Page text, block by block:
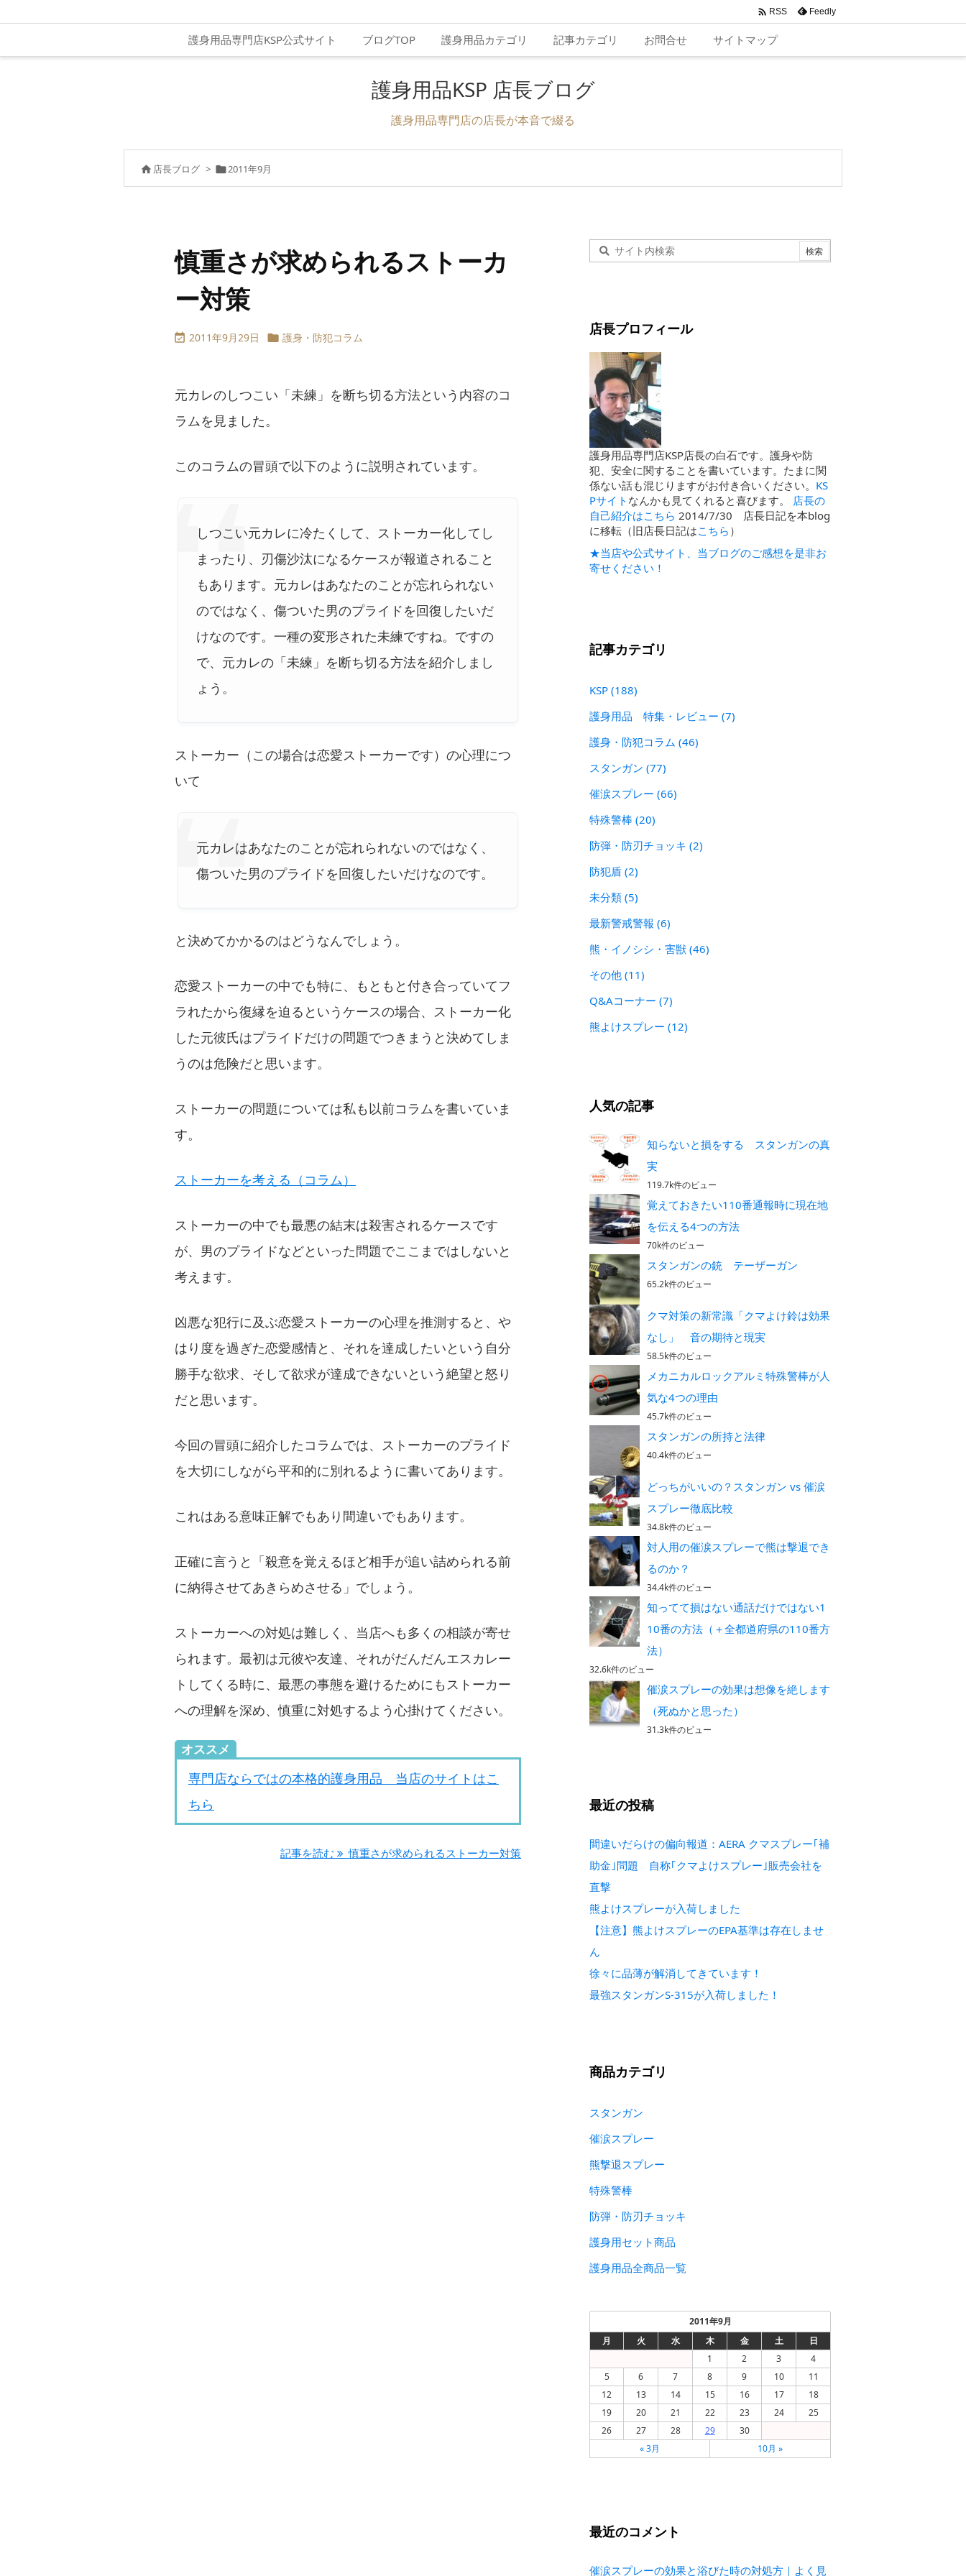
護身用品専門店KSP公式サイト ブログTOP 護身用品カテゴリ 記事カテゴリ お問合せ サイトマップ
 RSS Feedly
護身用品KSP 店長ブログ
護身用品専門店の店長が本音で綴る
 店長ブログ > 2011年9月
慎重さが求められるストーカ
ー対策
 2011年9月29日  護身・防犯コラム
元カレのしつこい「未練」を断ち切る方法という内容のコ
ラムを見ました。
このコラムの冒頭で以下のように説明されています。
しつこい元カレに冷たくして、ストーカー化してし
まったり、刃傷沙汰になるケースが報道されること
もあります。元カレはあなたのことが忘れられない
のではなく、傷ついた男のプライドを回復したいだ
けなのです。一種の変形された未練ですね。ですの
で、元カレの「未練」を断ち切る方法を紹介しまし
ょう。
ストーカー（この場合は恋愛ストーカーです）の心理につ
いて
元カレはあなたのことが忘れられないのではなく、
傷ついた男のプライドを回復したいだけなのです。
と決めてかかるのはどうなんでしょう。
恋愛ストーカーの中でも特に、もともと付き合っていてフ
ラれたから復縁を迫るというケースの場合、ストーカー化
した元彼氏はプライドだけの問題でつきまうと決めてしま
うのは危険だと思います。
ストーカーの問題については私も以前コラムを書いていま
す。
ストーカーを考える（コラム）
ストーカーの中でも最悪の結末は殺害されるケースです
が、男のプライドなどといった問題でここまではしないと
考えます。
凶悪な犯行に及ぶ恋愛ストーカーの心理を推測すると、や
はり度を過ぎた恋愛感情と、それを達成したいという自分
勝手な欲求、そして欲求が達成できないという絶望と怒り
だと思います。
今回の冒頭に紹介したコラムでは、ストーカーのプライド
を大切にしながら平和的に別れるように書いてあります。
これはある意味正解でもあり間違いでもあります。
正確に言うと「殺意を覚えるほど相手が追い詰められる前
に納得させてあきらめさせる」でしょう。
ストーカーへの対処は難しく、当店へも多くの相談が寄せ
られます。最初は元彼や友達、それがだんだんエスカレー
トしてくる時に、最悪の事態を避けるためにもストーカー
への理解を深め、慎重に対処するよう心掛けてください。
オススメ
専門店ならではの本格的護身用品 当店のサイトはこ
ちら
記事を読む 慎重さが求められるストーカー対策
店長プロフィール
護身用品専門店KSP店長の白石です。護身や防
犯、安全に関することを書いています。たまに関
係ない話も混じりますがお付き合いください。 KS
Pサイト なんかも見てくれると喜びます。 店長の
自己紹介はこちら 2014/7/30 店長日記を本blog
に移転（旧店長日記はこちら ）
★当店や公式サイト、当ブログのご感想を是非お
寄せください！
記事カテゴリ
KSP (188)
護身用品 特集・レビュー (7)
護身・防犯コラム (46)
スタンガン (77)
催涙スプレー (66)
特殊警棒 (20)
防弾・防刃チョッキ (2)
防犯盾 (2)
未分類 (5)
最新警戒警報 (6)
熊・イノシシ・害獣 (46)
その他 (11)
Q&Aコーナー (7)
熊よけスプレー (12)
人気の記事
知らないと損をする スタンガンの真
実
119.7k件のビュー
覚えておきたい110番通報時に現在地
を伝える4つの方法
70k件のビュー
スタンガンの銃 テーザーガン
65.2k件のビュー
クマ対策の新常識「クマよけ鈴は効果
なし」 音の期待と現実
58.5k件のビュー
メカニカルロックアルミ特殊警棒が人
気な4つの理由
45.7k件のビュー
スタンガンの所持と法律
40.4k件のビュー
どっちがいいの？スタンガン vs 催涙
スプレー徹底比較
34.8k件のビュー
対人用の催涙スプレーで熊は撃退でき
るのか？
34.4k件のビュー
知ってて損はない通話だけではない1
10番の方法（＋全都道府県の110番方
法）
32.6k件のビュー
催涙スプレーの効果は想像を絶します
（死ぬかと思った）
31.3k件のビュー
最近の投稿
間違いだらけの偏向報道：AERA クマスプレー｢補
助金｣問題 自称｢クマよけスプレー｣販売会社を
直撃
熊よけスプレーが入荷しました
【注意】熊よけスプレーのEPA基準は存在しませ
ん
徐々に品薄が解消してきています！
最強スタンガンS-315が入荷しました！
商品カテゴリ
スタンガン
催涙スプレー
熊撃退スプレー
特殊警棒
防弾・防刃チョッキ
護身用セット商品
護身用品全商品一覧
2011年9月
月
火 水 木 金 土
日
1
2 3
4
5
6 7 8 9 10
11
12
13 14 15 16 17
18
19
20 21 22 23 24
25
26
27 28 29
30
« 3月
10月 »
最近のコメント
催涙スプレーの効果と浴びた時の対処方｜よく見